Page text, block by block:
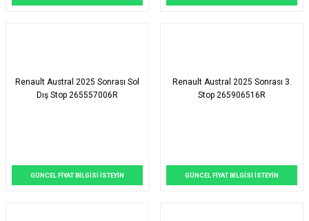
Renault Austral 2025 Sonrası Sol
Dış Stop 265557006R
GÜNCEL FİYAT BİLGİSİ İSTEYİN
Renault Austral 2025 Sonrası 3.
Stop 265906516R
GÜNCEL FİYAT BİLGİSİ İSTEYİN